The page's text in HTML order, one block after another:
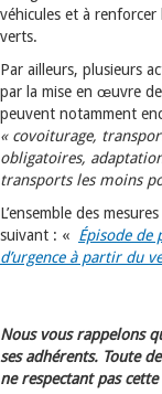
véhicules et à
verts.
Par ailleurs, plusieurs
par la mise en œuvre
peuvent notamment
« covoiturage,
obligatoires,
transports les moins
L’ensemble des
suivant : « Épisode de
d’urgence à partir du
Nous vous rappelons
ses adhérents. Toute
ne respectant pas